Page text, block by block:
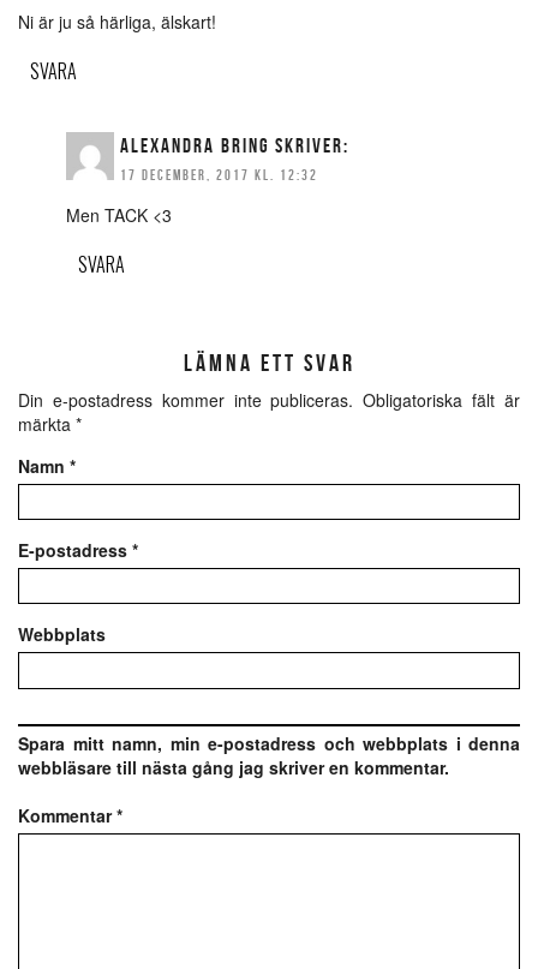
Ni är ju så härliga, älskart!
SVARA
ALEXANDRA BRING SKRIVER:
17 DECEMBER, 2017 KL. 12:32
Men TACK <3
SVARA
LÄMNA ETT SVAR
Din e-postadress kommer inte publiceras. Obligatoriska fält är
märkta *
Namn *
E-postadress *
Webbplats
Spara mitt namn, min e-postadress och webbplats i denna
webbläsare till nästa gång jag skriver en kommentar.
Kommentar*